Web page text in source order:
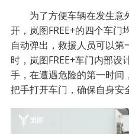
为了方便车辆在发生意
开，岚图FREE+的四个车
自动弹出，救援人员可以
时，岚图FREE+车门内部
手，在遭遇危险的第一时
把手打开车门，确保自身安